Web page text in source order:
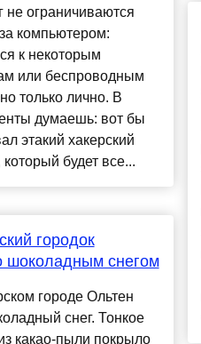
не ограничиваются
компьютером:
к некоторым
или беспроводным
только лично. В
думаешь: вот бы
этакий хакерский
который будет все...
городок
шоколадным снегом
городе Ольтен
снег. Тонкое
какао-пыли покрыло